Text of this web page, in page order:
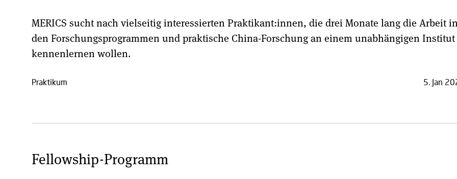
MERICS sucht nach vielseitig interessierten Praktikant:innen, die drei Monate lang die Arbeit
den Forschungsprogrammen und praktische China-Forschung an einem unabhängigen Institut
kennenlernen wollen.
Praktikum 5. Jan
Fellowship-Programm